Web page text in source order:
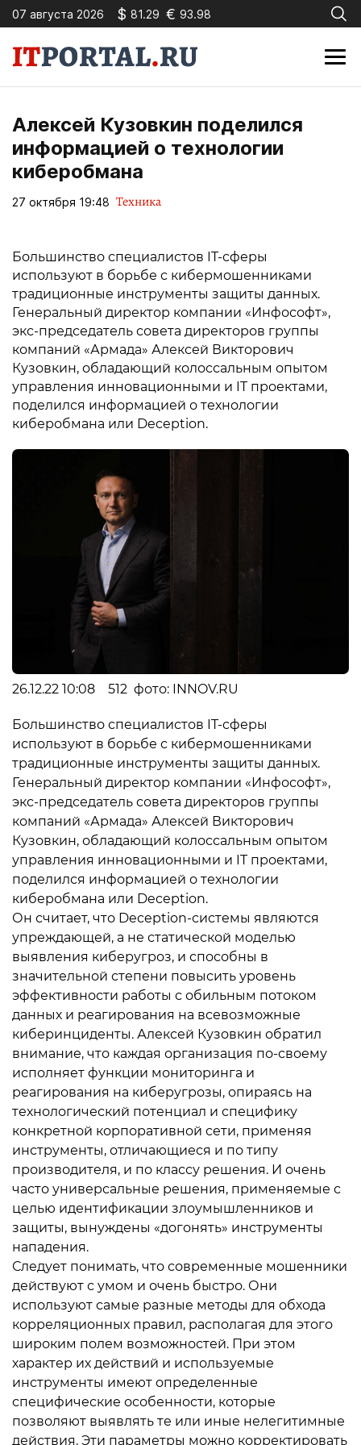
07 августа 2026 $ 81.29 € 93.98
Алексей Кузовкин поделился
информацией о технологии
киберобмана
27 октября 19:48 Техника
Большинство специалистов IT-сферы
используют в борьбе с кибермошенниками
традиционные инструменты защиты данных.
Генеральный директор компании «Инфософт»,
экс-председатель совета директоров группы
компаний «Армада» Алексей Викторович
Кузовкин, обладающий колоссальным опытом
управления инновационными и IT проектами,
поделился информацией о технологии
киберобмана или Deception.
26.12.22 10:08 512 фото: INNOV.RU
Большинство специалистов IT-сферы
используют в борьбе с кибермошенниками
традиционные инструменты защиты данных.
Генеральный директор компании «Инфософт»,
экс-председатель совета директоров группы
компаний «Армада» Алексей Викторович
Кузовкин, обладающий колоссальным опытом
управления инновационными и IT проектами,
поделился информацией о технологии
киберобмана или Deception.
Он считает, что Deception-системы являются
упреждающей, а не статической моделью
выявления киберугроз, и способны в
значительной степени повысить уровень
эффективности работы с обильным потоком
данных и реагирования на всевозможные
киберинциденты. Алексей Кузовкин обратил
внимание, что каждая организация по-своему
исполняет функции мониторинга и
реагирования на киберугрозы, опираясь на
технологический потенциал и специфику
конкретной корпоративной сети, применяя
инструменты, отличающиеся и по типу
производителя, и по классу решения. И очень
часто универсальные решения, применяемые с
целью идентификации злоумышленников и
защиты, вынуждены «догонять» инструменты
нападения.
Следует понимать, что современные мошенники
действуют с умом и очень быстро. Они
используют самые разные методы для обхода
корреляционных правил, располагая для этого
широким полем возможностей. При этом
характер их действий и используемые
инструменты имеют определенные
специфические особенности, которые
позволяют выявлять те или иные нелегитимные
действия. Эти параметры можно корректировать